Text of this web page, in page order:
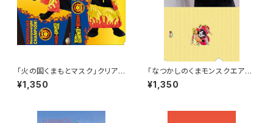
「火の国くまもとマスク」クリアフ
ァイルセット〈3枚組〉
¥1,350
「なつかしのくまモンスクエア」
クリアファイルセットB
¥1,350